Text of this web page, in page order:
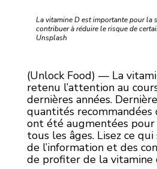
La vitamine D est importante pour la
contribuer à réduire le risque de
Unsplash
(Unlock Food) — La
retenu l’attention au
dernières années.
quantités recommandées
ont été augmentées pour
tous les âges. Lisez ce
de l’information et des
de profiter de la vitamine